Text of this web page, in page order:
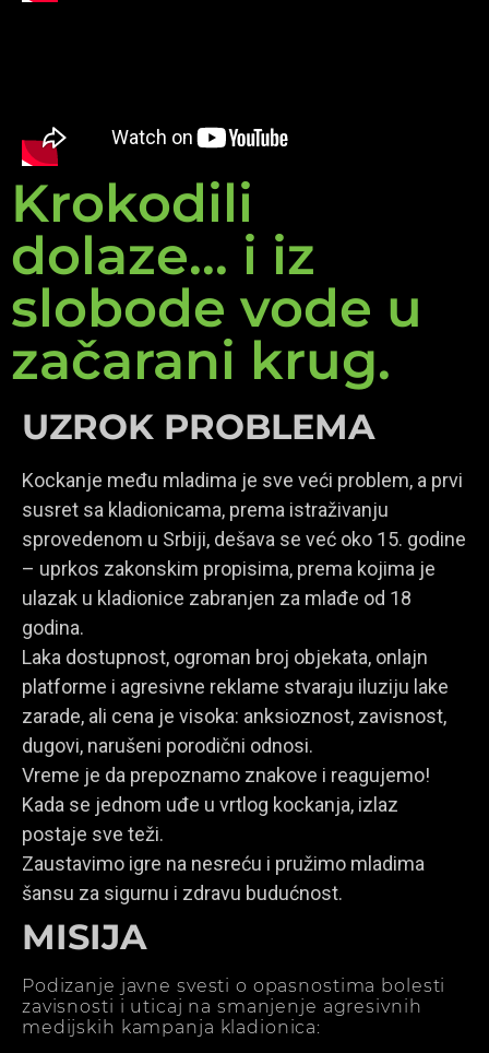
Krokodili
dolaze... i iz
slobode vode u
začarani krug.
UZROK PROBLEMA
Kockanje među mladima je sve veći problem, a prvi
susret sa kladionicama, prema istraživanju
sprovedenom u Srbiji, dešava se već oko 15. godine
– uprkos zakonskim propisima, prema kojima je
ulazak u kladionice zabranjen za mlađe od 18
godina.
Laka dostupnost, ogroman broj objekata, onlajn
platforme i agresivne reklame stvaraju iluziju lake
zarade, ali cena je visoka: anksioznost, zavisnost,
dugovi, narušeni porodični odnosi.
Vreme je da prepoznamo znakove i reagujemo!
Kada se jednom uđe u vrtlog kockanja, izlaz
postaje sve teži.
Zaustavimo igre na nesreću i pružimo mladima
šansu za sigurnu i zdravu budućnost.
MISIJA
Podizanje javne svesti o opasnostima bolesti
zavisnosti i uticaj na smanjenje agresivnih
medijskih kampanja kladionica: